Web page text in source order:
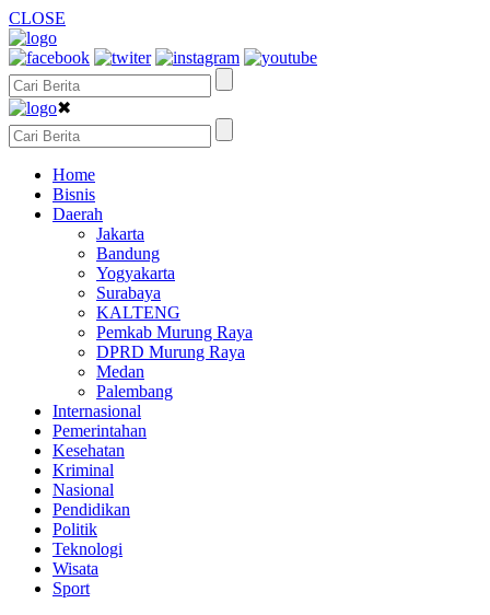
CLOSE
✖
Home
Bisnis
Daerah
Jakarta
Bandung
Yogyakarta
Surabaya
KALTENG
Pemkab Murung Raya
DPRD Murung Raya
Medan
Palembang
Internasional
Pemerintahan
Kesehatan
Kriminal
Nasional
Pendidikan
Politik
Teknologi
Wisata
Sport